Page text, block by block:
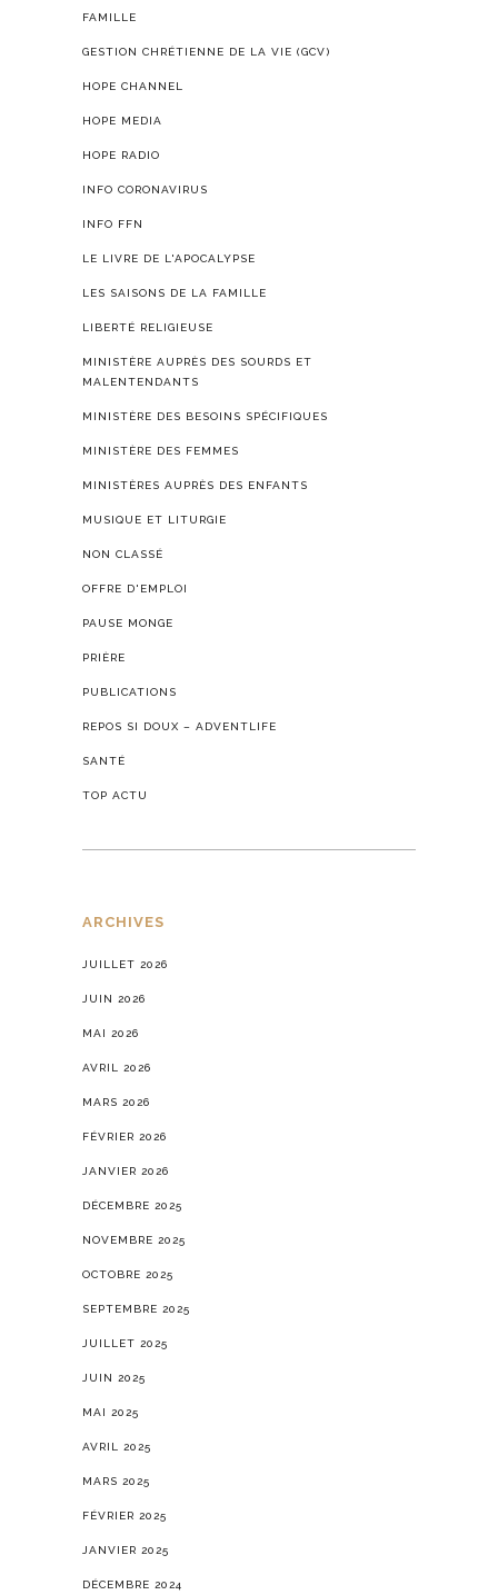
FAMILLE
GESTION CHRÉTIENNE DE LA VIE (GCV)
HOPE CHANNEL
HOPE MEDIA
HOPE RADIO
INFO CORONAVIRUS
INFO FFN
LE LIVRE DE L'APOCALYPSE
LES SAISONS DE LA FAMILLE
LIBERTÉ RELIGIEUSE
MINISTÈRE AUPRÈS DES SOURDS ET
MALENTENDANTS
MINISTÈRE DES BESOINS SPÉCIFIQUES
MINISTÈRE DES FEMMES
MINISTÈRES AUPRÈS DES ENFANTS
MUSIQUE ET LITURGIE
NON CLASSÉ
OFFRE D'EMPLOI
PAUSE MONGE
PRIÈRE
PUBLICATIONS
REPOS SI DOUX – ADVENTLIFE
SANTÉ
TOP ACTU
ARCHIVES
JUILLET 2026
JUIN 2026
MAI 2026
AVRIL 2026
MARS 2026
FÉVRIER 2026
JANVIER 2026
DÉCEMBRE 2025
NOVEMBRE 2025
OCTOBRE 2025
SEPTEMBRE 2025
JUILLET 2025
JUIN 2025
MAI 2025
AVRIL 2025
MARS 2025
FÉVRIER 2025
JANVIER 2025
DÉCEMBRE 2024